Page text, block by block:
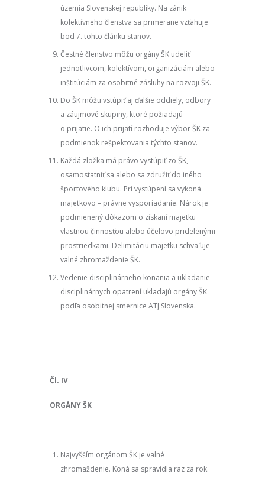
územia Slovenskej republiky. Na zánik
kolektívneho členstva sa primerane vzťahuje
bod 7. tohto článku stanov.
Čestné členstvo môžu orgány ŠK udeliť
jednotlivcom, kolektívom, organizáciám alebo
inštitúciám za osobitné zásluhy na rozvoji ŠK.
Do ŠK môžu vstúpiť aj ďalšie oddiely, odbory
a záujmové skupiny, ktoré požiadajú
o prijatie. O ich prijatí rozhoduje výbor ŠK za
podmienok rešpektovania týchto stanov.
Každá zložka má právo vystúpiť zo ŠK,
osamostatniť sa alebo sa združiť do iného
športového klubu. Pri vystúpení sa vykoná
majetkovo – právne vysporiadanie. Nárok je
podmienený dôkazom o získaní majetku
vlastnou činnosťou alebo účelovo pridelenými
prostriedkami. Delimitáciu majetku schvaľuje
valné zhromaždenie ŠK.
Vedenie disciplinárneho konania a ukladanie
disciplinárnych opatrení ukladajú orgány ŠK
podľa osobitnej smernice ATJ Slovenska.
Čl. IV
ORGÁNY ŠK
Najvyšším orgánom ŠK je valné
zhromaždenie. Koná sa spravidla raz za rok.